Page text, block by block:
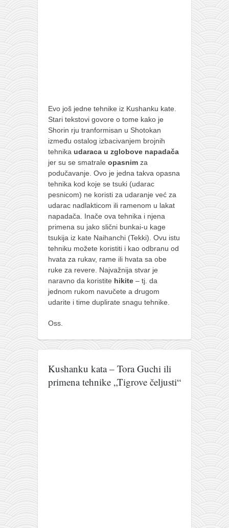
tsunami dojo
besplatna e-knjiga
termini treninga
moja priča
moja priča
fotke
kontakt
Evo još jedne tehnike iz Kushanku kate.
Stari tekstovi govore o tome kako je
Shorin rju tranformisan u Shotokan
između ostalog izbacivanjem brojnih
tehnika udaraca u zglobove napadača
jer su se smatrale opasnim za
podučavanje. Ovo je jedna takva opasna
tehnika kod koje se tsuki (udarac
pesnicom) ne koristi za udaranje već za
udarac nadlakticom ili ramenom u lakat
napadača. Inače ova tehnika i njena
primena su jako slični bunkai-u kage
tsukija iz kate Naihanchi (Tekki). Ovu istu
tehniku možete koristiti i kao odbranu od
hvata za rukav, rame ili hvata sa obe
ruke za revere. Najvažnija stvar je
naravno da koristite hikite – tj. da
jednom rukom navučete a drugom
udarite i time duplirate snagu tehnike.
Oss.
Kushanku kata – Tora Guchi ili
primena tehnike „Tigrove čeljusti“